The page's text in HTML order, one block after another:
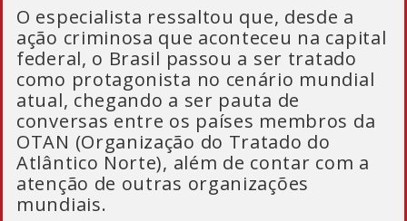
O especialista ressaltou que, desde a
ação criminosa que aconteceu na capital
federal, o Brasil passou a ser tratado
como protagonista no cenário mundial
atual, chegando a ser pauta de
conversas entre os países membros da
OTAN (Organização do Tratado do
Atlântico Norte), além de contar com a
atenção de outras organizações
mundiais.